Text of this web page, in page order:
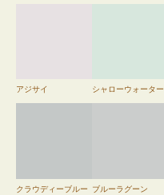
アジサイ シャローウォーター
クラウディーブルー ブルーラグーン